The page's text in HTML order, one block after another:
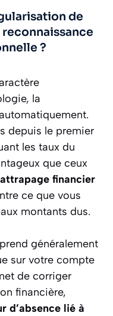
de
?
la
depuis le premier
les taux du
que ceux
financier
ce que vous
montants dus.
généralement
sur votre compte
de corriger
financière,
d’absence lié à